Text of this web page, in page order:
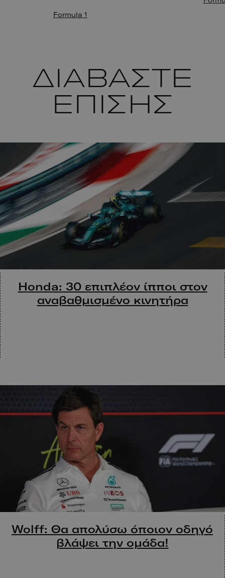
Formula 1
ΔΙΑΒΑΣΤΕ
ΕΠΙΣΗΣ
Honda: 30 επιπλέον ίπποι στον
αναβαθμισμένο κινητήρα
Wolff: Θα απολύσω όποιον οδηγό
βλάψει την ομάδα!